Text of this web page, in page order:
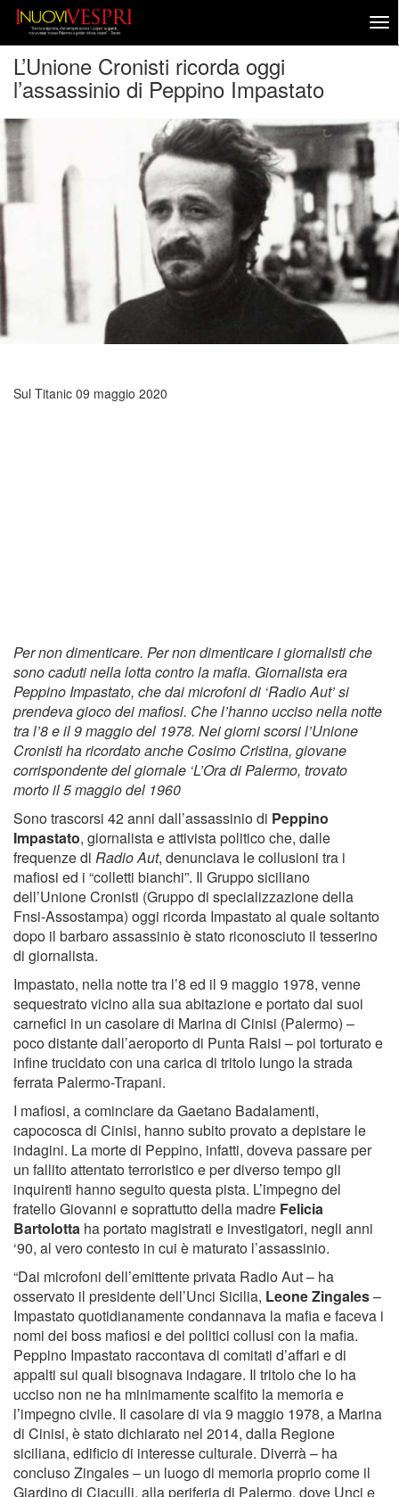
L’Unione Cronisti ricorda oggi
l’assassinio di Peppino Impastato
Sul Titanic 09 maggio 2020
Per non dimenticare. Per non dimenticare i giornalisti che
sono caduti nella lotta contro la mafia. Giornalista era
Peppino Impastato, che dai microfoni di ‘Radio Aut’ si
prendeva gioco dei mafiosi. Che l’hanno ucciso nella notte
tra l’8 e il 9 maggio del 1978. Nei giorni scorsi l’Unione
Cronisti ha ricordato anche Cosimo Cristina, giovane
corrispondente del giornale ‘L’Ora di Palermo, trovato
morto il 5 maggio del 1960
Sono trascorsi 42 anni dall’assassinio di Peppino
Impastato, giornalista e attivista politico che, dalle
frequenze di Radio Aut, denunciava le collusioni tra i
mafiosi ed i “colletti bianchi”. Il Gruppo siciliano
dell’Unione Cronisti (Gruppo di specializzazione della
Fnsi-Assostampa) oggi ricorda Impastato al quale soltanto
dopo il barbaro assassinio è stato riconosciuto il tesserino
di giornalista.
Impastato, nella notte tra l’8 ed il 9 maggio 1978, venne
sequestrato vicino alla sua abitazione e portato dai suoi
carnefici in un casolare di Marina di Cinisi (Palermo) –
poco distante dall’aeroporto di Punta Raisi – poi torturato e
infine trucidato con una carica di tritolo lungo la strada
ferrata Palermo-Trapani.
I mafiosi, a cominciare da Gaetano Badalamenti,
capocosca di Cinisi, hanno subito provato a depistare le
indagini. La morte di Peppino, infatti, doveva passare per
un fallito attentato terroristico e per diverso tempo gli
inquirenti hanno seguito questa pista. L’impegno del
fratello Giovanni e soprattutto della madre Felicia
Bartolotta ha portato magistrati e investigatori, negli anni
‘90, al vero contesto in cui è maturato l’assassinio.
“Dai microfoni dell’emittente privata Radio Aut – ha
osservato il presidente dell’Unci Sicilia, Leone Zingales–
Impastato quotidianamente condannava la mafia e faceva i
nomi dei boss mafiosi e dei politici collusi con la mafia.
Peppino Impastato raccontava di comitati d’affari e di
appalti sui quali bisognava indagare. Il tritolo che lo ha
ucciso non ne ha minimamente scalfito la memoria e
l’impegno civile. Il casolare di via 9 maggio 1978, a Marina
di Cinisi, è stato dichiarato nel 2014, dalla Regione
siciliana, edificio di interesse culturale. Diverrà – ha
concluso Zingales – un luogo di memoria proprio come il
Giardino di Ciaculli, alla periferia di Palermo, dove Unci e